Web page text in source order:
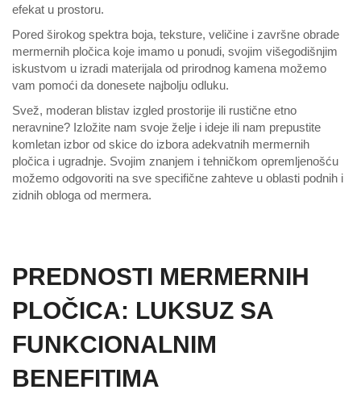
efekat u prostoru.
Pored širokog spektra boja, teksture, veličine i završne obrade
mermernih pločica koje imamo u ponudi, svojim višegodišnjim
iskustvom u izradi materijala od prirodnog kamena možemo
vam pomoći da donesete najbolju odluku.
Svež, moderan blistav izgled prostorije ili rustične etno
neravnine? Izložite nam svoje želje i ideje ili nam prepustite
komletan izbor od skice do izbora adekvatnih mermernih
pločica i ugradnje. Svojim znanjem i tehničkom opremljenošću
možemo odgovoriti na sve specifične zahteve u oblasti podnih i
zidnih obloga od mermera.
PREDNOSTI MERMERNIH
PLOČICA: LUKSUZ SA
FUNKCIONALNIM
BENEFITIMA